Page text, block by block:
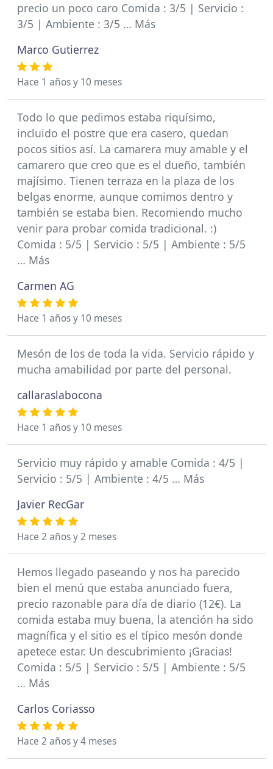
precio un poco caro Comida : 3/5 | Servicio :
3/5 | Ambiente : 3/5 … Más
Marco Gutierrez
Hace 1 años y 10 meses
Todo lo que pedimos estaba riquísimo,
incluido el postre que era casero, quedan
pocos sitios así. La camarera muy amable y el
camarero que creo que es el dueño, también
majísimo. Tienen terraza en la plaza de los
belgas enorme, aunque comimos dentro y
también se estaba bien. Recomiendo mucho
venir para probar comida tradicional. :)
Comida : 5/5 | Servicio : 5/5 | Ambiente : 5/5
… Más
Carmen AG
Hace 1 años y 10 meses
Mesón de los de toda la vida. Servicio rápido y
mucha amabilidad por parte del personal.
callaraslabocona
Hace 1 años y 10 meses
Servicio muy rápido y amable Comida : 4/5 |
Servicio : 5/5 | Ambiente : 4/5 … Más
Javier RecGar
Hace 2 años y 2 meses
Hemos llegado paseando y nos ha parecido
bien el menú que estaba anunciado fuera,
precio razonable para día de diario (12€). La
comida estaba muy buena, la atención ha sido
magnífica y el sitio es el típico mesón donde
apetece estar. Un descubrimiento ¡Gracias!
Comida : 5/5 | Servicio : 5/5 | Ambiente : 5/5
… Más
Carlos Coriasso
Hace 2 años y 4 meses